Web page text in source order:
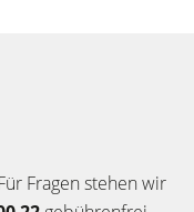
Fragen stehen wir